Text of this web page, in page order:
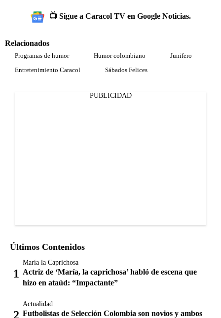
📺 Sigue a Caracol TV en Google Noticias.
Relacionados
Programas de humor Humor colombiano
Junifero
Entretenimiento Caracol
Sábados Felices
PUBLICIDAD
Últimos Contenidos
María la Caprichosa
Actriz de ‘María, la caprichosa’ habló de escena que
hizo en ataúd: “Impactante”
Actualidad
Futbolistas de Selección Colombia son novios y ambos